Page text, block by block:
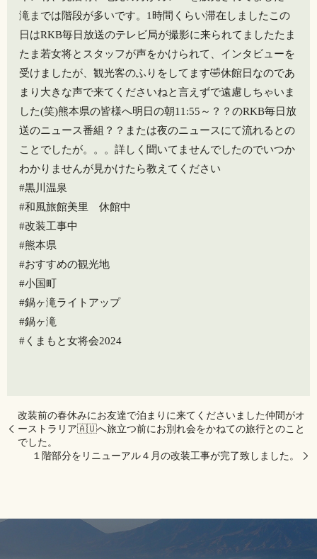
滝までは階段が多いです。1時間くらい滞在しましたこの
日はRKB毎日放送のテレビ局が撮影に来られてました️️たま
たま若女将とスタッフが声をかけられて、インタビューを
受けましたが、観光客のふりをしてます🤣休館日なのであ
まり大きな声で来てくださいね️と言えずで遠慮しちゃいま
した(笑)熊本県の皆様へ明日の朝11:55～？？のRKB毎日放
送のニュース番組？？または夜のニュースにて流れるとの
ことでしたが。。。詳しく聞いてませんでしたのでいつか
わかりませんが見かけたら教えてください
#黒川温泉
#和風旅館美里 休館中
#改装工事中
#熊本県
#おすすめの観光地
#小国町
#鍋ヶ滝ライトアップ
#鍋ヶ滝
#くまもと女将会2024
改装前の春休みにお友達で泊まりに来てくださいました仲間がオ
ーストラリア🇦🇺へ旅立つ前にお別れ会をかねての旅行とのこと
でした。
１階部分をリニューアル️️４月の改装工事が完了致しました。